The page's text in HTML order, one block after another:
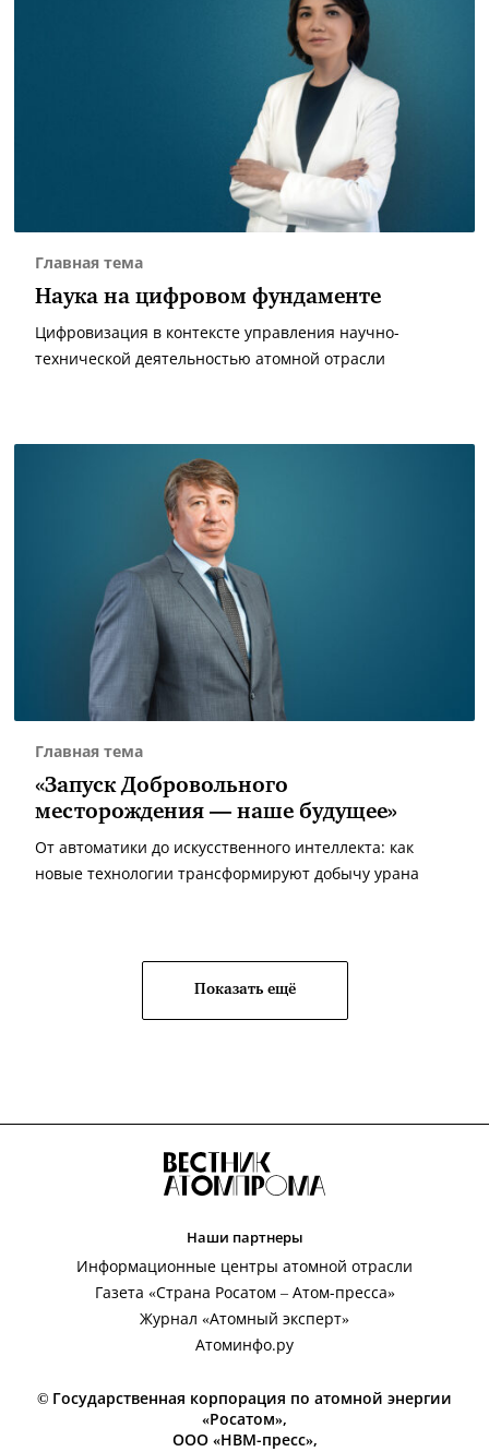
Главная тема
Наука на цифровом фундаменте
Цифровизация в контексте управления научно-
технической деятельностью атомной отрасли
Главная тема
«Запуск Добровольного
месторождения — наше будущее»
От автоматики до искусственного интеллекта: как
новые технологии трансформируют добычу урана
Показать ещё
© Государственная корпорация по атомной энергии
«Росатом»,
ООО «НВМ-пресс»,
Наши партнеры
Информационные центры атомной отрасли
Газета «Страна Росатом – Атом-пресса»
Журнал «Атомный эксперт»
Атоминфо.ру